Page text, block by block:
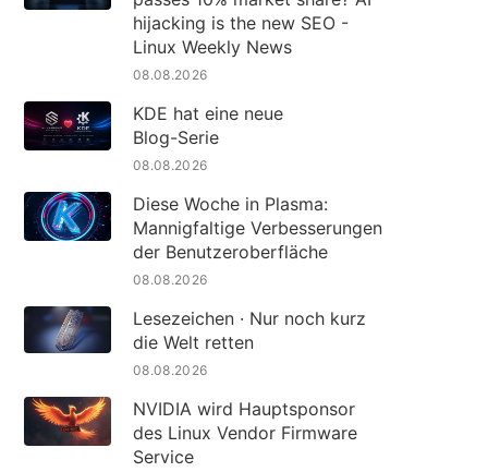
hijacking is the new SEO -
Linux Weekly News
08.08.2026
KDE hat eine neue
Blog-Serie
08.08.2026
Diese Woche in Plasma:
Mannigfaltige Verbesserungen
der Benutzeroberfläche
08.08.2026
Lesezeichen · Nur noch kurz
die Welt retten
08.08.2026
NVIDIA wird Hauptsponsor
des Linux Vendor Firmware
Service